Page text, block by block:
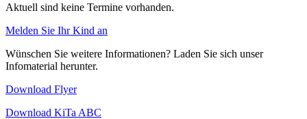
Aktuell sind keine Termine vorhanden.
Melden Sie Ihr Kind an
Wünschen Sie weitere Informationen? Laden Sie sich unser
Infomaterial herunter.
Download Flyer
Download KiTa ABC